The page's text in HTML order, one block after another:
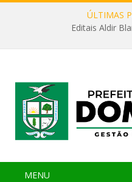
ÚLTIMAS
Editais Aldir
MENU